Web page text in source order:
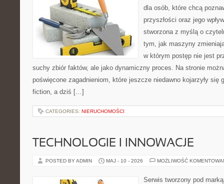
dla osób, które chcą
przyszłości oraz jego
stworzona z myślą o
tym, jak maszyny
w którym postęp nie jest
suchy zbiór faktów, ale jako dynamiczny proces. Na stronie
poświęcone zagadnieniom, które jeszcze niedawno kojarzyły się
fiction, a dziś […]
CATEGORIES: NIERUCHOMOŚCI
TECHNOLOGIE I INNOWACJE
POSTED BY ADMIN MAJ - 10 - 2026 MOŻLIWOŚĆ
Serwis tworzony pod